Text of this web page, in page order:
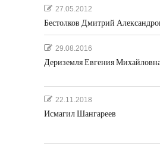
27.05.2012
Бестолков Дмитрий
29.08.2016
Дериземля Евгения
22.11.2018
Исмагил Шангареев